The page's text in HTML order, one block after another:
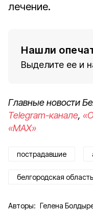
лечение.
Нашли
Выделите ее и
Главные новости
Telegram-канале,
«MAX»
пострадавшие
белгородская область
Авторы: Гелена